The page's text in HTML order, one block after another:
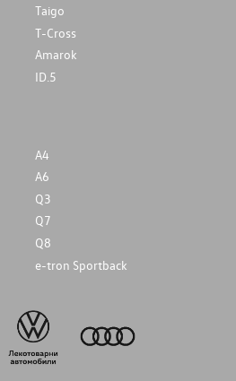
Taigo
T-Cross
Amarok
ID.5
A4
A6
Q3
Q7
Q8
e-tron Sportback